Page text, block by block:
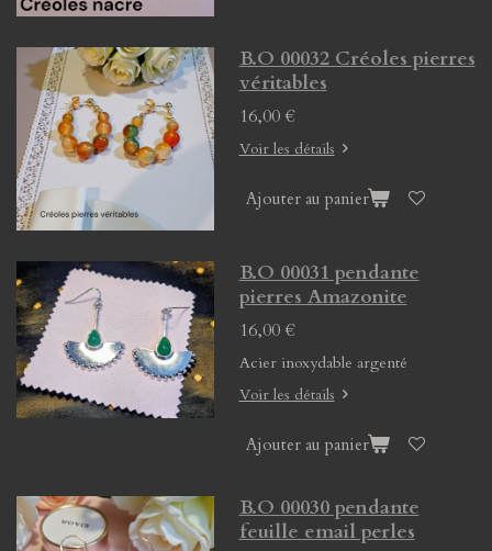
B.O 00032 Créoles pierres
véritables
16,00 €
Voir les détails
Ajouter au panier
B.O 00031 pendante
pierres Amazonite
16,00 €
Acier inoxydable argenté
Voir les détails
Ajouter au panier
B.O 00030 pendante
feuille email perles